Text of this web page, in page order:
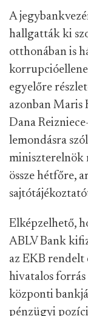
A
hallgatták ki
otthonában is
egyelőre
azonban Maris
Dana
lemondásra
össze hétfőre,
Elképzelhető,
ABLV Bank
az EKB rendelt
hivatalos forrás
központi
pénzügyi